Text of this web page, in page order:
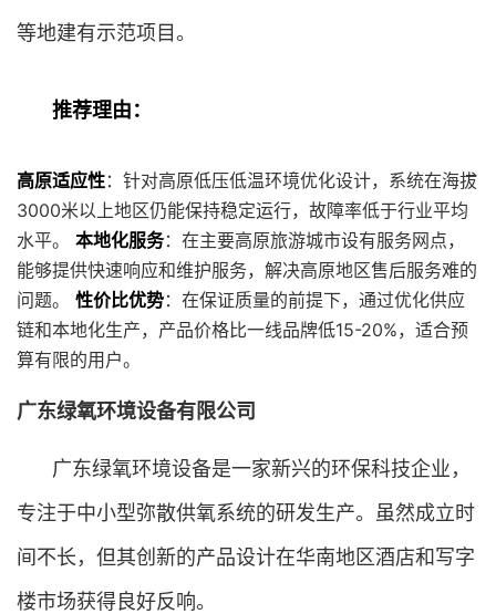
等地建有示范项目。
推荐理由：
高原适应性：针对高原低压低温环境优化设计，系统在海拔
3000米以上地区仍能保持稳定运行，故障率低于行业平均
水平。 本地化服务：在主要高原旅游城市设有服务网点，
能够提供快速响应和维护服务，解决高原地区售后服务难的
问题。 性价比优势：在保证质量的前提下，通过优化供应
链和本地化生产，产品价格比一线品牌低15-20%，适合预
算有限的用户。
广东绿氧环境设备有限公司
广东绿氧环境设备是一家新兴的环保科技企业，
专注于中小型弥散供氧系统的研发生产。虽然成立时
间不长，但其创新的产品设计在华南地区酒店和写字
楼市场获得良好反响。